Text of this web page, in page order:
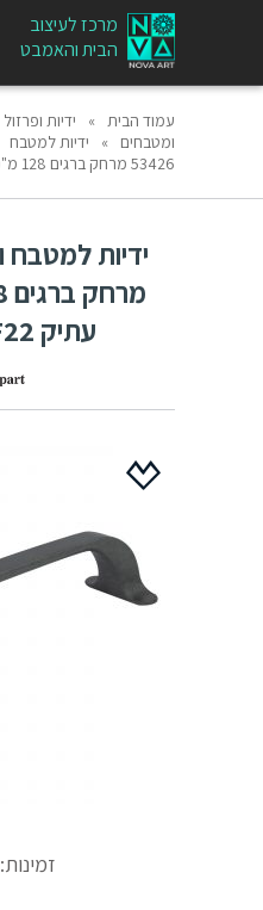
מרכז לעיצוב
הבית והאמבט
עמוד הבית » ידיות ופרזול
ומטבחים
» ידיות למטבח
53426 מרחק ברגים 128 מ"מ ברזל עתיק Locker F22
עתיק Locker F22
זמינות: